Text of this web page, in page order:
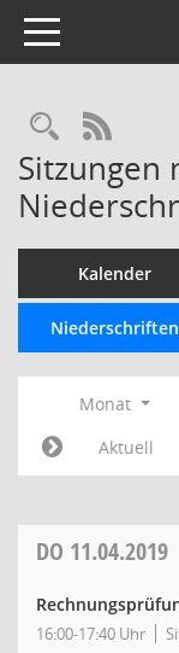
Toggle navigation
RSS-
Sitzungen
Kalender
Niederschriften
Monat
Aktuell
DO 11.04.2019
16:00-17:40 Uhr